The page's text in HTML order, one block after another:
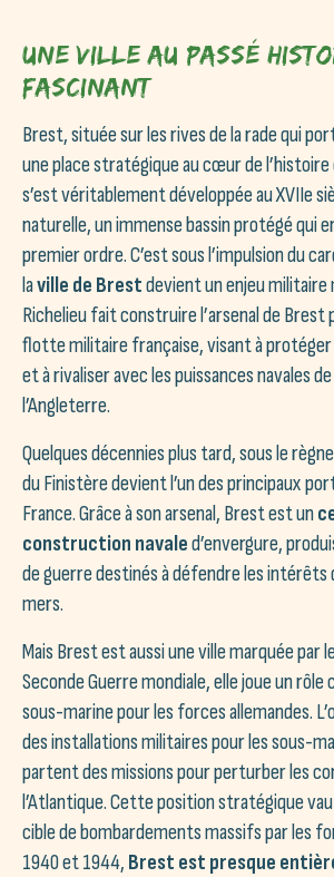
Une Ville au Passé
Fascinant
Brest, située sur les rives de la rade qui
une place stratégique au cœur de l’histoire
s’est véritablement développée au XVIIe
naturelle, un immense bassin protégé qui
premier ordre. C’est sous l’impulsion du
laville de Brestdevient un enjeu militaire
Richelieu fait construire l’arsenal de
flotte militaire française, visant à protéger
et à rivaliser avec les puissances navales
l’Angleterre.
Quelques décennies plus tard, sous le
du Finistère devient l’un des principaux
France. Grâce à son arsenal, Brest est un
construction navaled’envergure,
de guerre destinés à défendre les intérêts
mers.
Mais Brest est aussi une ville marquée par
Seconde Guerre mondiale, elle joue un rôle
sous-marine pour les forces allemandes.
des installations militaires pour les sous-
partent des missions pour perturber les
l’Atlantique. Cette position stratégique
cible de bombardements massifs par les
1940 et 1944, Brest est presque